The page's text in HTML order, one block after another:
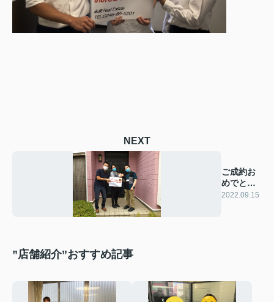
NEXT
ご成約お
めでとう
ございま
2022.09.15
”店舗紹介”おすすめ記事